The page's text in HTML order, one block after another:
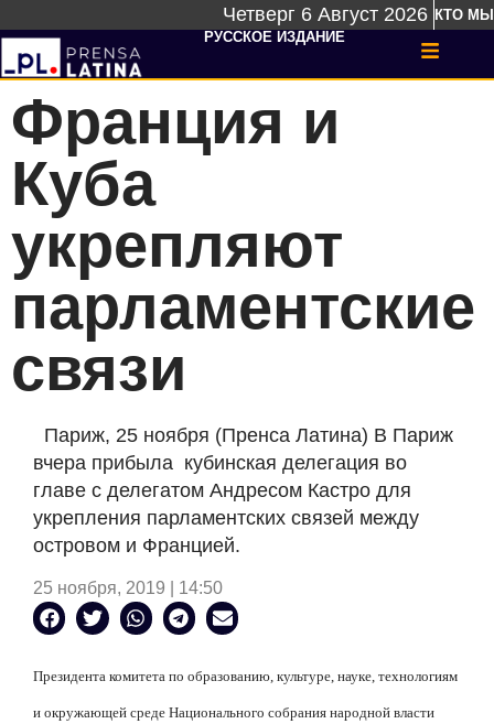
Четверг 6 Август 2026 КТО МЫ
РУССКОЕ ИЗДАНИЕ
Франция и
Куба
укрепляют
парламентские
связи
Париж, 25 ноября (Пренса Латина) В Париж
вчера прибыла кубинская делегация во
главе с делегатом Андресом Кастро для
укрепления парламентских связей между
островом и Францией.
25 ноября, 2019 | 14:50
Президента комитета по образованию, культуре, науке, технологиям
и окружающей среде Национального собрания народной власти